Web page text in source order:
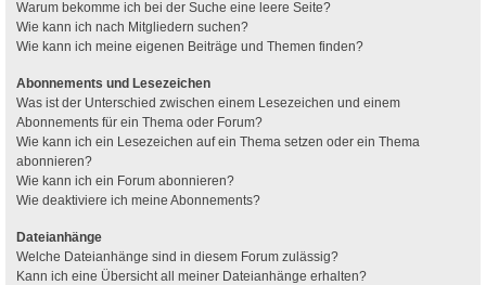
Warum bekomme ich bei der Suche eine leere Seite?
Wie kann ich nach Mitgliedern suchen?
Wie kann ich meine eigenen Beiträge und Themen finden?
Abonnements und Lesezeichen
Was ist der Unterschied zwischen einem Lesezeichen und einem
Abonnements für ein Thema oder Forum?
Wie kann ich ein Lesezeichen auf ein Thema setzen oder ein Thema
abonnieren?
Wie kann ich ein Forum abonnieren?
Wie deaktiviere ich meine Abonnements?
Dateianhänge
Welche Dateianhänge sind in diesem Forum zulässig?
Kann ich eine Übersicht all meiner Dateianhänge erhalten?